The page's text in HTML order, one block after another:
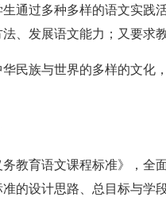
通过多种多样的语文实践
、发展语文能力；又要求
华民族与世界的多样的文化
教育语文课程标准》，全
的设计思路、总目标与学